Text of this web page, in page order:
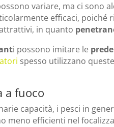
variare, ma ci sono
efficaci, poiché
in quanto
i possono imitare le
spesso utilizzano
a fuoco
capacità, i pesci in
meno efficienti nel